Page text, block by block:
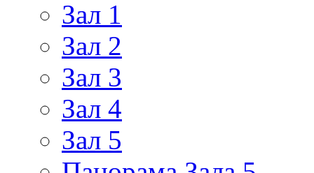
Зал 1
Зал 2
Зал 3
Зал 4
Зал 5